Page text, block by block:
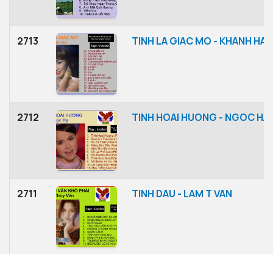
2713 TINH LA GIAC MO - KHANH HA
2712 TINH HOAI HUONG - NGOC HA
2711 TINH DAU - LAM T VAN